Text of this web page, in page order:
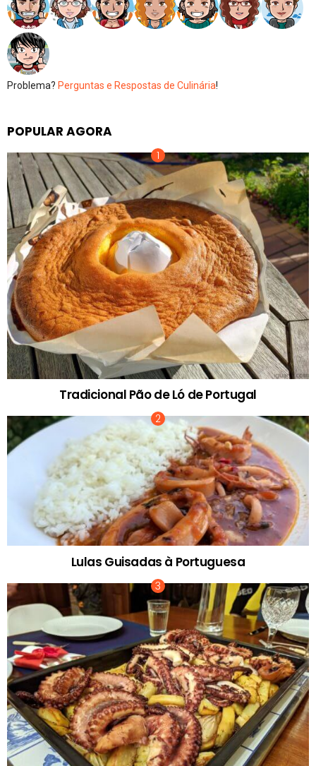
Problema? Perguntas e Respostas de Culinária!
POPULAR AGORA
Tradicional Pão de Ló de Portugal
Lulas Guisadas à Portuguesa